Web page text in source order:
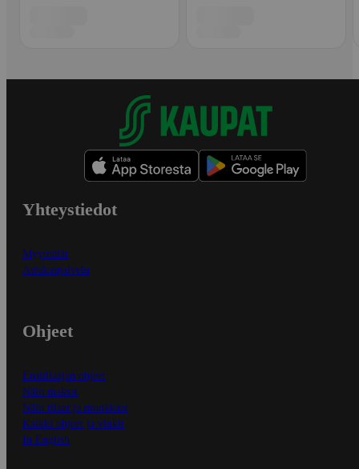
Yhteystiedot
Myymälät
Asiakaspalvelu
Ohjeet
Ensitilaajan ohjeet
Näin maksat
Näin tilaat ja muokkaat
Kaikki ohjeet ja vinkit
In English